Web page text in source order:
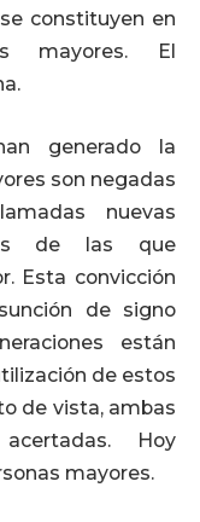
constituyen en
mayores. El
generado la
son negadas
nuevas
de las que
Esta convicción
de signo
están
de estos
de vista, ambas
Hoy
mayores.